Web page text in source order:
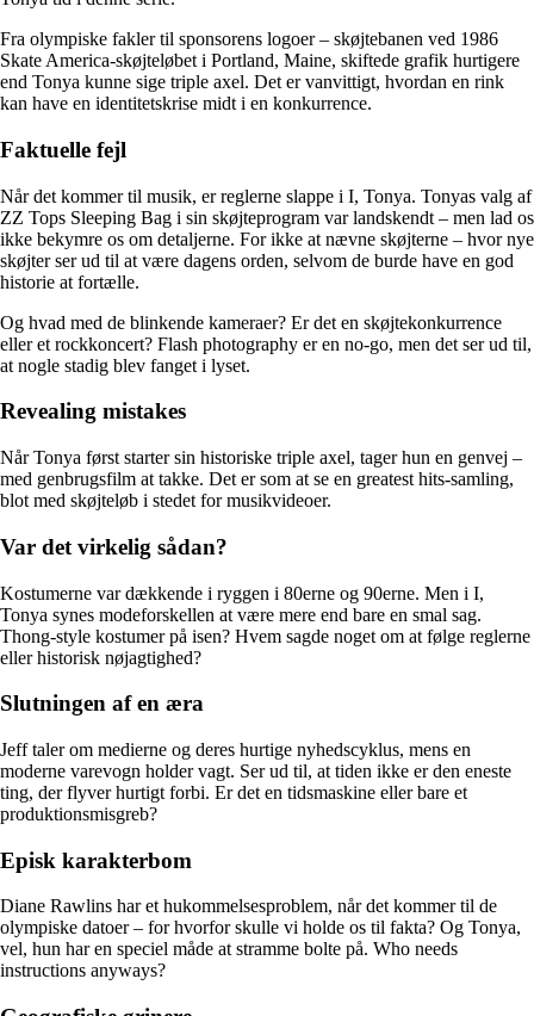
Fra olympiske fakler til sponsorens logoer – skøjtebanen ved 1986
Skate America-skøjteløbet i Portland, Maine, skiftede grafik hurtigere
end Tonya kunne sige triple axel. Det er vanvittigt, hvordan en rink
kan have en identitetskrise midt i en konkurrence.
Faktuelle fejl
Når det kommer til musik, er reglerne slappe i I, Tonya. Tonyas valg af
ZZ Tops Sleeping Bag i sin skøjteprogram var landskendt – men lad os
ikke bekymre os om detaljerne. For ikke at nævne skøjterne – hvor nye
skøjter ser ud til at være dagens orden, selvom de burde have en god
historie at fortælle.
Og hvad med de blinkende kameraer? Er det en skøjtekonkurrence
eller et rockkoncert? Flash photography er en no-go, men det ser ud til,
at nogle stadig blev fanget i lyset.
Revealing mistakes
Når Tonya først starter sin historiske triple axel, tager hun en genvej –
med genbrugsfilm at takke. Det er som at se en greatest hits-samling,
blot med skøjteløb i stedet for musikvideoer.
Var det virkelig sådan?
Kostumerne var dækkende i ryggen i 80erne og 90erne. Men i I,
Tonya synes modeforskellen at være mere end bare en smal sag.
Thong-style kostumer på isen? Hvem sagde noget om at følge reglerne
eller historisk nøjagtighed?
Slutningen af en æra
Jeff taler om medierne og deres hurtige nyhedscyklus, mens en
moderne varevogn holder vagt. Ser ud til, at tiden ikke er den eneste
ting, der flyver hurtigt forbi. Er det en tidsmaskine eller bare et
produktionsmisgreb?
Episk karakterbom
Diane Rawlins har et hukommelsesproblem, når det kommer til de
olympiske datoer – for hvorfor skulle vi holde os til fakta? Og Tonya,
vel, hun har en speciel måde at stramme bolte på. Who needs
instructions anyways?